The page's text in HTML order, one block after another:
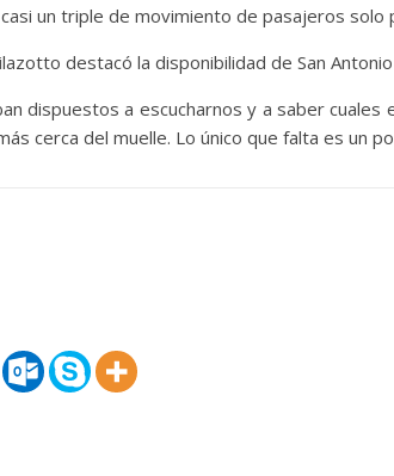
un triple de movimiento de pasajeros solo
destacó la disponibilidad de San
dispuestos a escucharnos y a saber
cerca del muelle. Lo único que falta es un